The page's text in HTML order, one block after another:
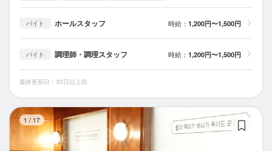
バイト ホールスタッフ 時給： 1,200円〜1,500円
バイト 調理師・調理スタッフ 時給： 1,200円〜1,500円
最終更新日：30日以上前
1 / 17